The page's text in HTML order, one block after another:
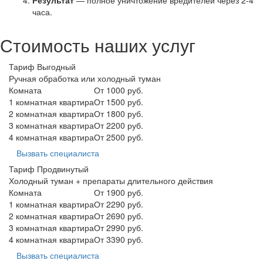
часа.
Стоимость наших услуг
Тариф Выгодный
Ручная обработка или холодный туман
Комната
От 1000 руб.
1 комнатная квартираОт 1500 руб.
2 комнатная квартираОт 1800 руб.
3 комнатная квартираОт 2200 руб.
4 комнатная квартираОт 2500 руб.
Вызвать специалиста
Тариф Продвинутый
Холодный туман + препараты длительного действия
Комната
От 1900 руб.
1 комнатная квартираОт 2290 руб.
2 комнатная квартираОт 2690 руб.
3 комнатная квартираОт 2990 руб.
4 комнатная квартираОт 3390 руб.
Вызвать специалиста